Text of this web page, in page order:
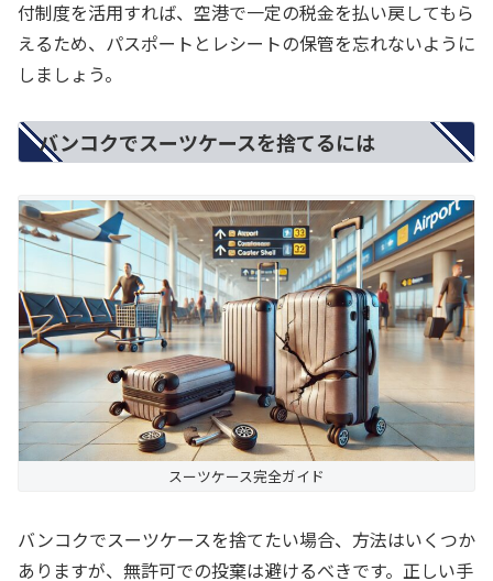
付制度を活用すれば、空港で一定の税金を払い戻してもら
えるため、パスポートとレシートの保管を忘れないように
しましょう。
バンコクでスーツケースを捨てるには
スーツケース完全ガイド
バンコクでスーツケースを捨てたい場合、方法はいくつか
ありますが、無許可での投棄は避けるべきです。正しい手